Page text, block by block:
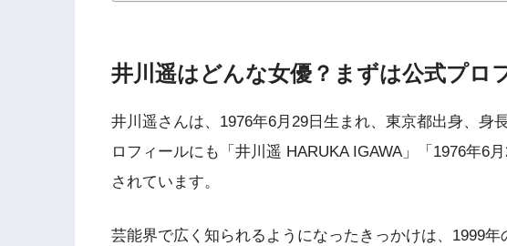
井川遥はどんな女優？まずは公式プロ
井川遥さんは、1976年6月29日生まれ、東京都出身、身
ロフィールにも「井川遥 HARUKA IGAWA」「1976年6
されています。
芸能界で広く知られるようになったきっかけは、1999